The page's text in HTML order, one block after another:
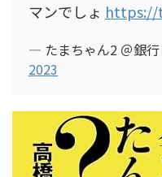
マンでしょ https://
— たまちゃん2 ＠銀
2023